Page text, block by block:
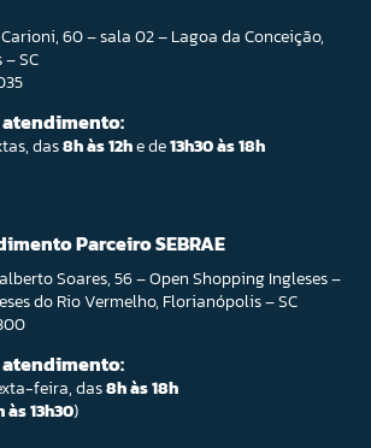
60 – sala 02 – Lagoa da Conceição,
SC
das8h às 12he de13h30 às 18h
Parceiro SEBRAE
Soares, 56 – Open Shopping Ingleses –
do Rio Vermelho, Florianópolis – SC
feira, das8h às 18h
às 13h30)